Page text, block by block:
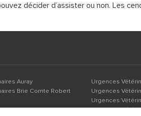
décider d’assister ou non. Les
Auray
Brie Comte Robert
Grenoble
Urgences
Urgences
Urgences
Urgences